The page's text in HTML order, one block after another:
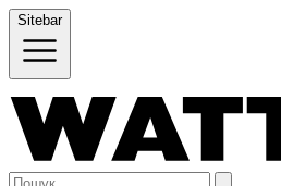
Sitebar